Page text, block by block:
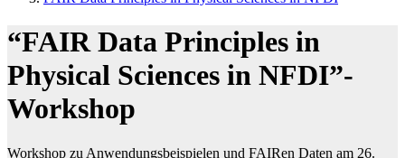
“FAIR Data Principles in
Physical Sciences in NFDI”-
Workshop
Workshop zu Anwendungsbeispielen und FAIRen Daten am 26.